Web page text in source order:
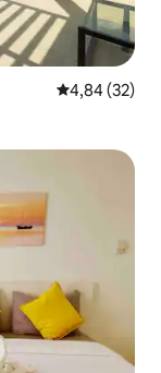
Évaluation
4,84 (32)